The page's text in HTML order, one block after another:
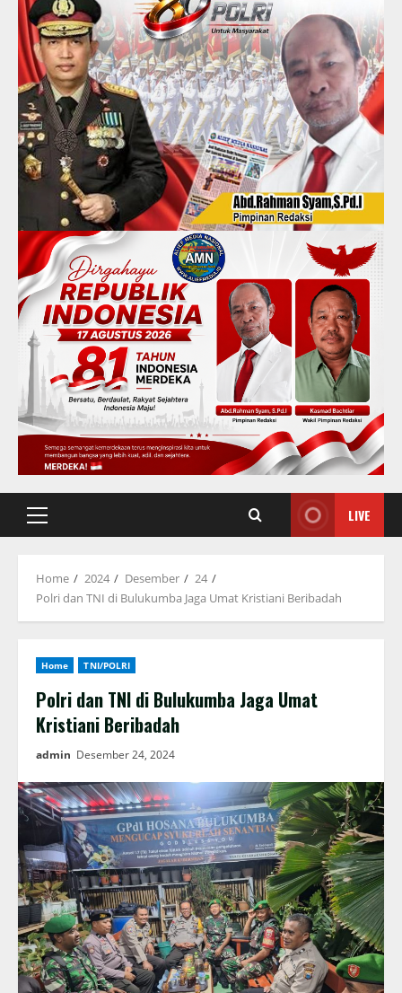
Primary
LIVE
Home 2024 Desember
24
Polri dan TNI di Bulukumba Jaga Umat Kristiani Beribadah
Home TNI/POLRI
Polri dan TNI di Bulukumba Jaga Umat
Kristiani Beribadah
admin Desember 24, 2024